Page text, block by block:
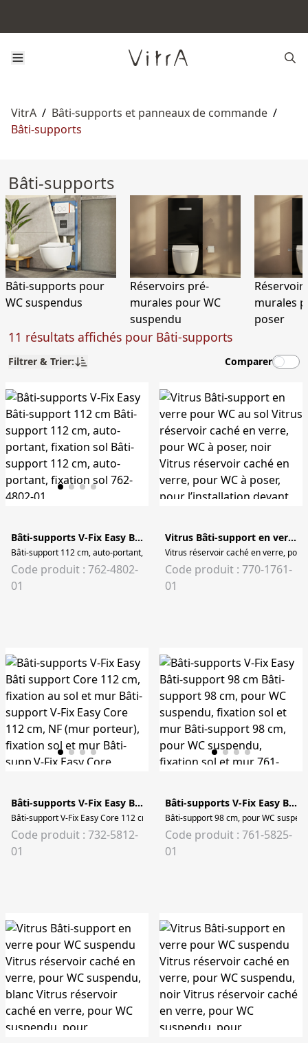
VitrA / Bâti-supports et panneaux de commande /
Bâti-supports
Bâti-supports
Bâti-supports pour
WC suspendus
Réservoirs pré-
murales pour WC
suspendu
murales
poser
11 résultats affichés pour Bâti-supports
Filtrer & Trier: Comparer
Bâti-supports V-Fix Easy Bâti-support 112 cm
Bâti-support 112 cm, auto-portant, fixation sol Bâti-support 112 cm, auto-
Code produit : 762-4802-
01
Vitrus Bâti-support en verre pour WC au sol
Vitrus réservoir caché en verre, pour
Code produit : 770-1761-
01
Bâti-supports V-Fix Easy Bâti support Core 112 cm, fixation au sol et mur
Bâti-support V-Fix Easy Core 112 cm, NF (mur porteur), fixation sol et mur
Code produit : 732-5812-
01
Bâti-supports V-Fix Easy Bâti-support 98 cm
Bâti-support 98 cm, pour WC
Code produit : 761-5825-
01